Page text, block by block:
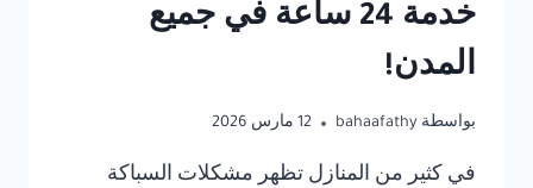
خدمة 24 ساعة في جميع
المدن!
بواسطة bahaafathy 12 مارس 2026
في كثير من المنازل تظهر مشكلات السباكة